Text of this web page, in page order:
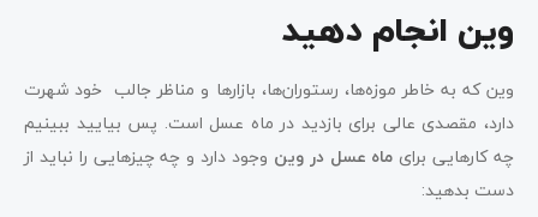
وین انجام دهید
وین که به خاطر موزه‌ها، رستوران‌ها، بازارها و مناظر جالب خود شهرت
دارد، مقصدی عالی برای بازدید در ماه عسل است. پس بیایید ببینیم
چه کارهایی برای ماه عسل در وین وجود دارد و چه چیزهایی را نباید از
دست بدهید: